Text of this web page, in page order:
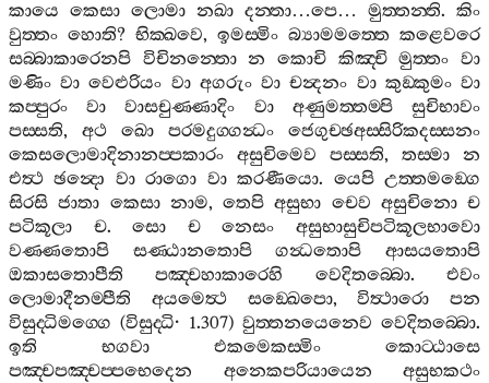
කායෙ කෙසා ලොමා නඛා දන‍්තා…පෙ… මුත‍්තන‍්ති. කිං
වුත‍්තං හොති? භික‍්ඛවෙ, ඉමස‍්මිං බ්‍යාමමත‍්තෙ කළෙවරෙ
සබ‍්බාකාරෙනපි විචිනන‍්තො න කොචි කිඤ‍්චි මුත‍්තං වා
මණිං වා වෙළුරියං වා අගරුං වා චන්‍දනං වා කුඞ‍්කුමං වා
කප‍්පුරං
වා වාසචුණ‍්ණාදිං වා අණුමත‍්තම‍්පි
සුචිභාවං
පස‍්සති, අථ ඛො පරමදුග‍්ගන්‍ධං
ජෙගුච‍්ඡඅස‍්සිරිකදස‍්සනං
කෙසලොමාදිනානප‍්පකාරං
අසුචිමෙව පස‍්සති, තස‍්මා
න
එත්‍ථ ඡන්‍දො වා රාගො වා කරණීයො. යෙපි උත‍්තමඞ‍්ගෙ
සිරසි ජාතා කෙසා නාම, තෙපි අසුභා චෙව අසුචිනො ච
පටිකූලා
ච.සො ච නෙසං
අසුභාසුචිපටිකූලභාවො
වණ‍්ණතොපි
සණ‍්ඨානතොපි ගන්‍ධතොපි
ආසයතොපි
ඔකාසතොපීති
පඤ‍්චහාකාරෙහි වෙදිතබ‍්බො.එවං
ලොමාදීනම‍්පීති
අයමෙත්‍ථ සඞ‍්ඛෙපො,විත්‍ථාරො
පන
විසුද‍්ධිමග‍්ගෙ (විසුද‍්ධි· 1.307) වුත‍්තනයෙනෙව වෙදිතබ‍්බො.
ඉති
භගවා එකමෙකස‍්මිං
කොට‍්ඨාසෙ
පඤ‍්චපඤ‍්චප‍්පභෙදෙන
අනෙකපරියායෙන
අසුභකථං